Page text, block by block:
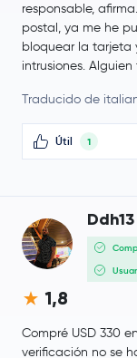
responsable,
postal, ya me he
bloquear la tarjeta
intrusiones.
Traducido de
Útil 1
Ddh13
1,8
Compré USD 330
verificación no se